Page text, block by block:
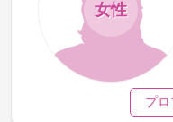
女性
プ